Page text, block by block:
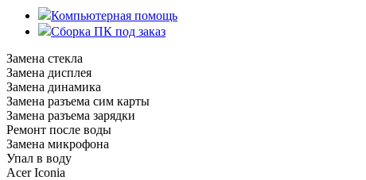
Компьютерная помощь
Сборка ПК под заказ
Замена стекла
Замена дисплея
Замена динамика
Замена разъема сим карты
Замена разъема зарядки
Ремонт после воды
Замена микрофона
Упал в воду
Acer Iconia